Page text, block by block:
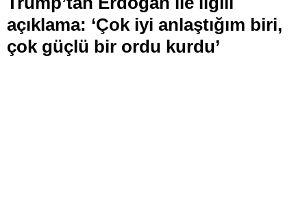
açıklama: ‘Çok iyi anlaştığım biri,
çok güçlü bir ordu kurdu’